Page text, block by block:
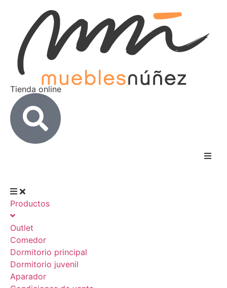
Tienda online
Nosotros
Servicios
Estancias
Productos
Outlet
Comedor
Dormitorio principal
Dormitorio juvenil
Aparador